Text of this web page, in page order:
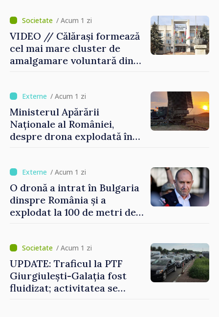
performant/ Acum 1 zi
VIDEO // Călărași formează
cel mai mare cluster de
amalgamare voluntară din
finală
/ Acum 1 zi
Ministerul Apărării
Naționale al României,
despre drona explodată în
vehicul aerian”
/ Acum 1 zi
O dronă a intrat în Bulgaria
dinspre România și a
explodat la 100 de metri de
/ Acum 1 zi
UPDATE: Traficul la PTF
Giurgiulești-Galația fost
fluidizat; activitatea se